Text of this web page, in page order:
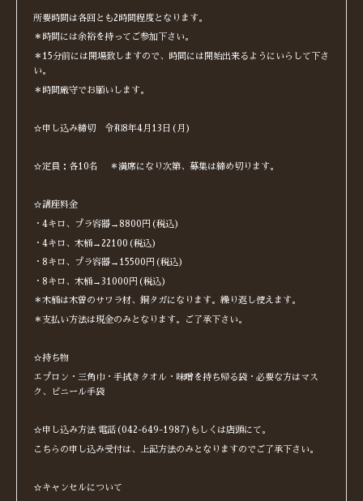
所要時間は各回とも2時間程度となります。
＊時間には余裕を持ってご参加下さい。
＊15分前には開場致しますので、時間には開始出来るようにいらして下さ
い。
＊時間厳守でお願いします。
☆申し込み締切 令和8年4月13日(月)
☆定員：各10名 ＊満席になり次第、募集は締め切ります。
☆講座料金
・4キロ、プラ容器→8800円(税込)
・4キロ、木桶→22100(税込)
・8キロ、プラ容器→15500円(税込)
・8キロ、木桶→31000円(税込)
＊木桶は木曽のサワラ材、銅タガになります。繰り返し使えます。
＊支払い方法は現金のみとなります。ご了承下さい。
☆持ち物
エプロン・三角巾・手拭きタオル・味噌を持ち帰る袋・必要な方はマス
ク、ビニール手袋
☆申し込み方法 電話(042-649-1987)もしくは店頭にて。
こちらの申し込み受付は、上記方法のみとなりますのでご了承下さい。
☆キャンセルについて